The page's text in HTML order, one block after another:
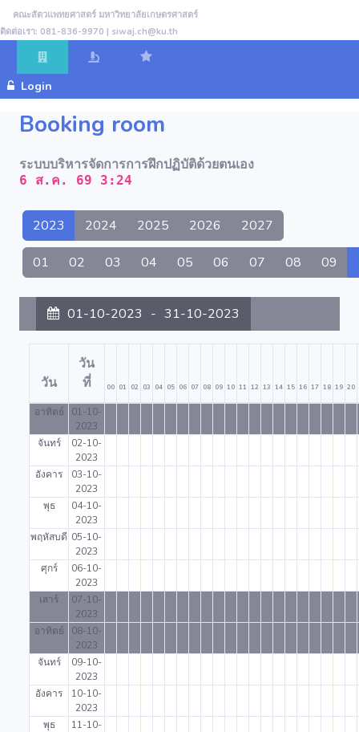
คณะสัตวแพทยศาสตร์ มหาวิทยาลัยเกษตรศาสตร์
ติดต่อเรา: 081-836-9970 | siwaj.ch@ku.th
Login
Booking room
ระบบบริหารจัดการการฝึกปฏิบัติด้วยตนเอง
6 ส.ค. 69 3:24
2023 2024 2025 2026 2027
01 02 03 04 05 06 07 08 09
01-10-2023 - 31-10-2023
วัน
วัน
ที่
00 01 02 03 04 05 06 07 08 09 10 11 12 13 14 15 16 17 18 19 20
อาทิตย์
01-10-
2023
จันทร์
02-10-
2023
อังคาร
03-10-
2023
พุธ
04-10-
2023
พฤหัสบดี 05-10-
2023
ศุกร์
06-10-
2023
เสาร์
07-10-
2023
อาทิตย์
08-10-
2023
จันทร์
09-10-
2023
อังคาร
10-10-
2023
พุธ
11-10-